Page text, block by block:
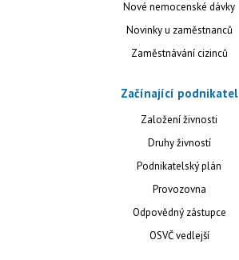
Nové nemocenské dávky
Novinky u zaměstnanců
Zaměstnávání cizinců
Začínající podnikatel
Založení živnosti
Druhy živností
Podnikatelský plán
Provozovna
Odpovědný zástupce
OSVČ vedlejší